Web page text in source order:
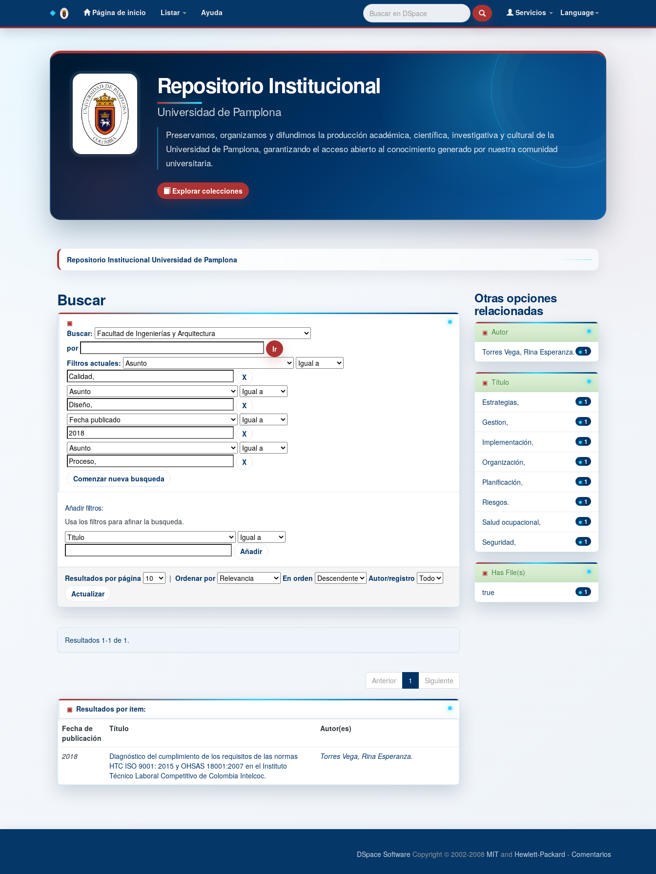
Página de inicio Listar Ayuda Language
Servicios
Repositorio Institucional
Universidad de Pamplona
Preservamos, organizamos y difundimos la producción académica, científica, investigativa y cultural de la
Universidad de Pamplona, garantizando el acceso abierto al conocimiento generado por nuestra comunidad
universitaria.
Explorar colecciones
Repositorio Institucional Universidad de Pamplona
Buscar
Buscar:
por
Filtros actuales:
Comenzar nueva busqueda
Añadir filtros:
Usa los filtros para afinar la busqueda.
Resultados por página | Ordenar por En orden Autor/registro
Resultados 1-1 de 1.
Anterior 1 Siguiente
Resultados por ítem:
Fecha de
publicación
Título Autor(es)
2018
Diagnóstico del cumplimiento de los requisitos de las normas
HTC ISO 9001: 2015 y OHSAS 18001:2007 en el Instituto
Técnico Laboral Competitivo de Colombia Intelcoc.
Torres Vega, Rina Esperanza.
Otras opciones
relacionadas
Autor
1
Torres Vega, Rina Esperanza.
Título
1
Estrategias,
1
Gestion,
1
Implementación,
1
Organización,
1
Planificación,
1
Riesgos.
1
Salud ocupacional,
1
Seguridad,
Has File(s)
1
true
DSpace Software Copyright © 2002-2008 MIT and Hewlett-Packard - Comentarios